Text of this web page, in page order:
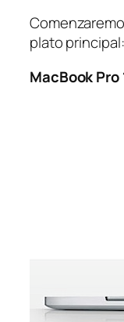
plato principal:
MacBook Pro